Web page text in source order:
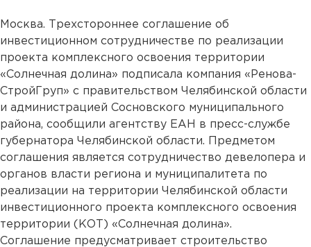
Москва. Трехстороннее соглашение об
инвестиционном сотрудничестве по реализации
проекта комплексного освоения территории
«Солнечная долина» подписала компания «Ренова-
СтройГруп» с правительством Челябинской области
и администрацией Сосновского муниципального
района, сообщили агентству ЕАН в пресс-службе
губернатора Челябинской области. Предметом
соглашения является сотрудничество девелопера и
органов власти региона и муниципалитета по
реализации на территории Челябинской области
инвестиционного проекта комплексного освоения
территории (КОТ) «Солнечная долина».
Соглашение предусматривает строительство